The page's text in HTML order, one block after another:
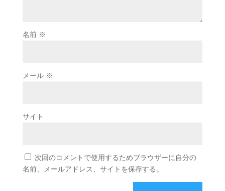
名前 ※
メール ※
サイト
次回のコメントで使用するためブラウザーに自分の
名前、メールアドレス、サイトを保存する。